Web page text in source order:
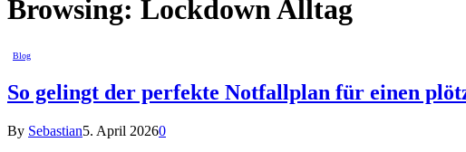
Browsing: Lockdown Alltag
Blog
So gelingt der perfekte Notfallplan für einen
By Sebastian5. April 20260